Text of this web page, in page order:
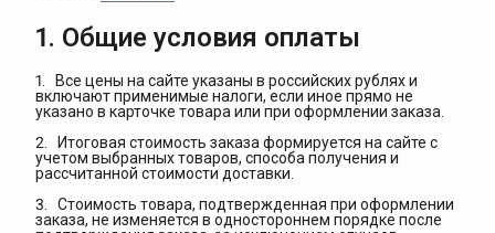
1. Общие условия оплаты
1. Все цены на сайте указаны в российских рублях и
включают применимые налоги, если иное прямо не
указано в карточке товара или при оформлении заказа.
2. Итоговая стоимость заказа формируется на сайте с
учетом выбранных товаров, способа получения и
рассчитанной стоимости доставки.
3. Стоимость товара, подтвержденная при оформлении
заказа, не изменяется в одностороннем порядке после